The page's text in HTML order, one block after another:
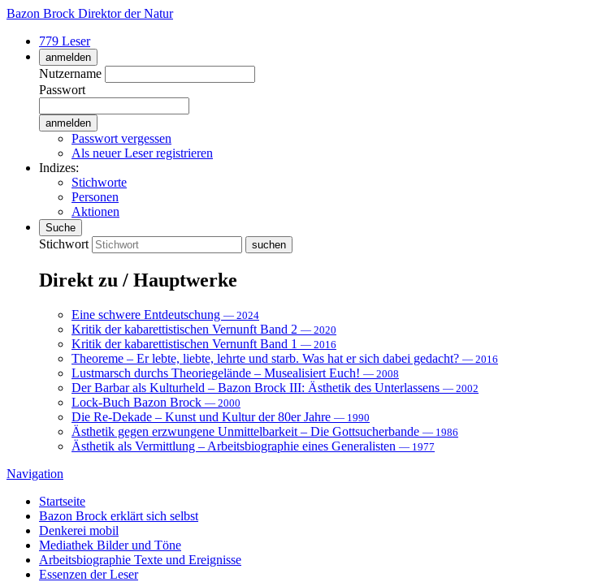
Bazon Brock Direktor der Natur
779 Leser
anmelden
Nutzername
Passwort
Passwort vergessen
Als neuer Leser registrieren
Indizes:
Stichworte
Personen
Aktionen
Suche
Stichwort
Direkt zu / Hauptwerke
Eine schwere Entdeutschung — 2024
Kritik der kabarettistischen Vernunft Band 2 — 2020
Kritik der kabarettistischen Vernunft Band 1 — 2016
Theoreme – Er lebte, liebte, lehrte und starb. Was hat er sich dabei gedacht? — 2016
Lustmarsch durchs Theoriegelände – Musealisiert Euch! — 2008
Der Barbar als Kulturheld – Bazon Brock III: Ästhetik des Unterlassens — 2002
Lock-Buch Bazon Brock — 2000
Die Re-Dekade – Kunst und Kultur der 80er Jahre — 1990
Ästhetik gegen erzwungene Unmittelbarkeit – Die Gottsucherbande — 1986
Ästhetik als Vermittlung – Arbeitsbiographie eines Generalisten — 1977
Navigation
Startseite
Bazon Brock erklärt sich selbst
Denkerei mobil
Mediathek Bilder und Töne
Arbeitsbiographie Texte und Ereignisse
Essenzen der Leser